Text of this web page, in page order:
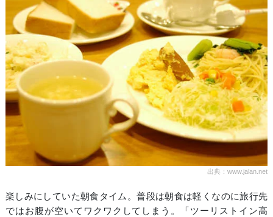
出典：www.jalan.net
楽しみにしていた朝食タイム。普段は朝食は軽くなのに旅行先
ではお腹が空いてワクワクしてしまう。「ツーリストイン高